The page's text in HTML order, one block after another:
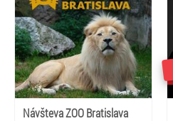
Návšteva ZOO Bratislava